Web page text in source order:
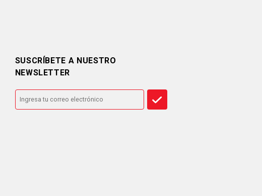
SUSCRÍBETE A NUESTRO
NEWSLETTER